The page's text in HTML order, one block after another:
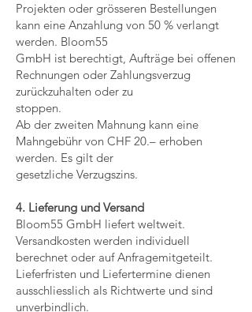
Projekten oder grösseren Bestellungen
kann eine Anzahlung von 50 % verlangt
werden. Bloom55
GmbH ist berechtigt, Aufträge bei offenen
Rechnungen oder Zahlungsverzug
zurückzuhalten oder zu
stoppen.
Ab der zweiten Mahnung kann eine
Mahngebühr von CHF 20.– erhoben
werden. Es gilt der
gesetzliche Verzugszins.
4. Lieferung und Versand
Bloom55 GmbH liefert weltweit.
Versandkosten werden individuell
berechnet oder auf Anfragemitgeteilt.
Lieferfristen und Liefertermine dienen
ausschliesslich als Richtwerte und sind
unverbindlich.